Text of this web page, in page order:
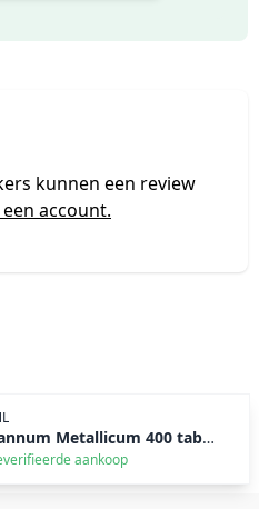
kunnen een review
account.
Metallicum 400 tabl (100g)
aankoop